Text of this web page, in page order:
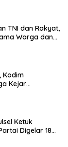
TNI dan Rakyat,
Warga dan
Kodim
Kejar
Ketuk
Digelar 18